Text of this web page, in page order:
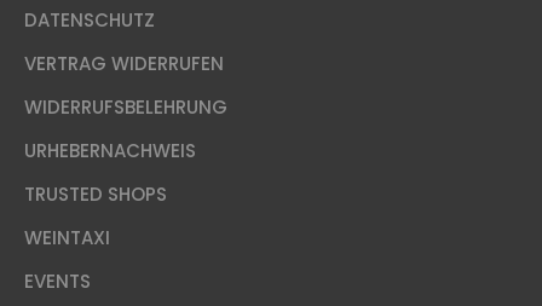
DATENSCHUTZ
VERTRAG WIDERRUFEN
WIDERRUFSBELEHRUNG
URHEBERNACHWEIS
TRUSTED SHOPS
WEINTAXI
EVENTS